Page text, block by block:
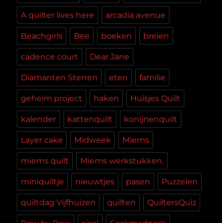
A quilter lives here arcadia avenue
Beachgirls Bee boeken breien
cadence court Dear Jane
Diamanten Sterren eten familie
geheim project haken Huisjes Quilt
kalender kattenquilt konijnenquilt
Layer cake Midweek Miems
miems quilt Miems werkstukken.
miniquiltje nieuwtjes pasen Puzzelen
quiltdag Vijfhuizen quilten QuiltersQuiz